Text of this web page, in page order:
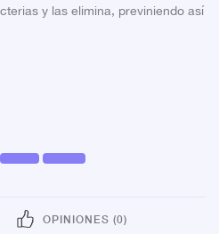
y las elimina, previniendo así
OPINIONES (0)